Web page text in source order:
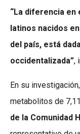
“La diferencia
latinos nacidos
del país, está
occidentalizada”,
En su
metabolitos de
de la Comunidad